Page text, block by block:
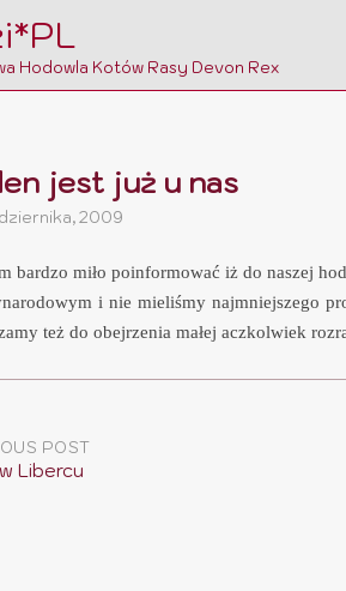
Hodowla Kotów Rasy Devon Rex
jest już u nas
2009
bardzo miło poinformować iż do naszej
i nie mieliśmy najmniejszego
też do obejrzenia małej aczkolwiek
POST
Libercu